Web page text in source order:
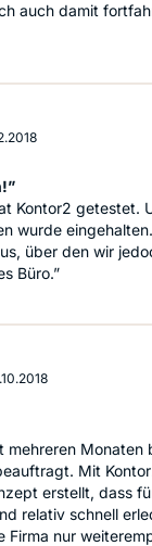
auch damit
Kontor2 getestet.
wurde
über den wir
Büro.”
mehreren Monaten
Mit
erstellt, dass
relativ schnell
Firma nur